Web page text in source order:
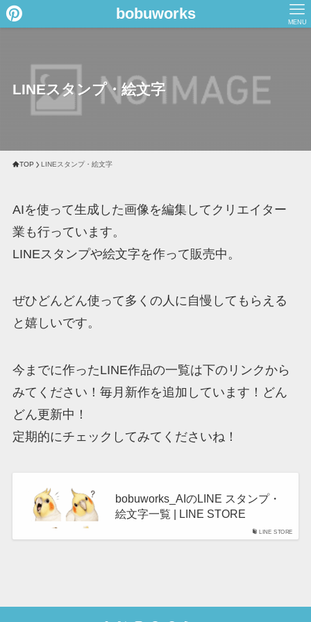
bobuworks MENU
LINEスタンプ・絵文字
TOP LINEスタンプ・絵文字
AIを使って生成した画像を編集してクリエイター
業も行っています。
LINEスタンプや絵文字を作って販売中。
ぜひどんどん使って多くの人に自慢してもらえる
と嬉しいです。
今までに作ったLINE作品の一覧は下のリンクから
みてください！毎月新作を追加しています！どん
どん更新中！
定期的にチェックしてみてくださいね！
LINE STORE
bobuworks_AIのLINE スタンプ・
絵文字一覧 | LINE STORE